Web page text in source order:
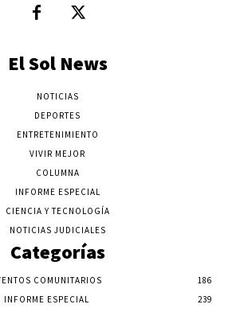
El Sol News
NOTICIAS
DEPORTES
ENTRETENIMIENTO
VIVIR MEJOR
COLUMNA
INFORME ESPECIAL
CIENCIA Y TECNOLOGÍA
NOTICIAS JUDICIALES
Categorías
COMUNITARIOS
186
INFORME ESPECIAL
239